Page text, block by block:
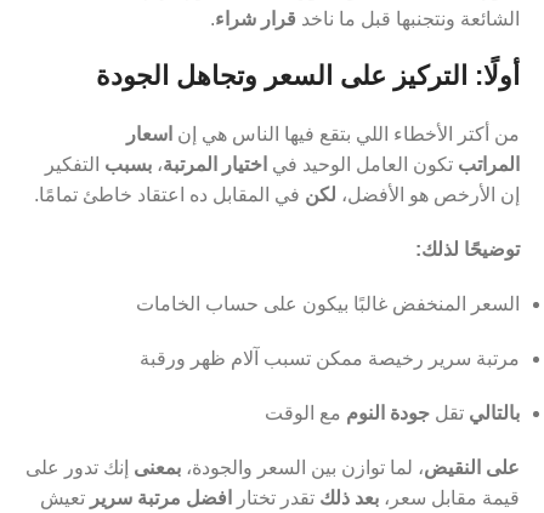
الشائعة ونتجنبها قبل ما ناخد قرار شراء.
أولًا: التركيز على السعر وتجاهل الجودة
من أكتر الأخطاء اللي بتقع فيها الناس هي إن اسعار
المراتب تكون العامل الوحيد في اختيار المرتبة، بسبب التفكير
إن الأرخص هو الأفضل، لكن في المقابل ده اعتقاد خاطئ تمامًا.
توضيحًا لذلك:
السعر المنخفض غالبًا بيكون على حساب الخامات
مرتبة سرير رخيصة ممكن تسبب آلام ظهر ورقبة
بالتالي تقل جودة النوم مع الوقت
على النقيض، لما توازن بين السعر والجودة، بمعنى إنك تدور على
قيمة مقابل سعر، بعد ذلك تقدر تختار افضل مرتبة سرير تعيش